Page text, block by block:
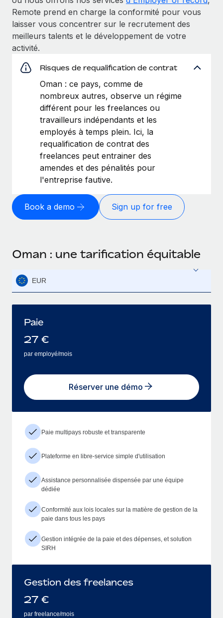
Remote prend en charge la conformité pour vous
laisser vous concentrer sur le recrutement des
meilleurs talents et le développement de votre
activité.
Risques de requalification de contrat
Oman : ce pays, comme de
nombreux autres, observe un régime
différent pour les freelances ou
travailleurs indépendants et les
employés à temps plein. Ici, la
requalification de contrat des
freelances peut entrainer des
amendes et des pénalités pour
l'entreprise fautive.
Book a demo Sign up for free
Oman : une tarification équitable
EUR
Paie
27 €
par employé/mois
Réserver une démo
Paie multipays robuste et transparente
Plateforme en libre-service simple d'utilisation
Assistance personnalisée dispensée par une équipe
dédiée
Conformité aux lois locales sur la matière de gestion de la
paie dans tous les pays
Gestion intégrée de la paie et des dépenses, et solution
SIRH
Gestion des freelances
27 €
par freelance/mois